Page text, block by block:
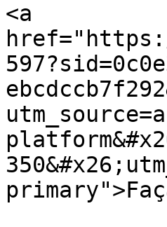
<a